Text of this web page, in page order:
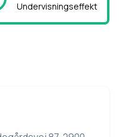
Undervisningseffekt